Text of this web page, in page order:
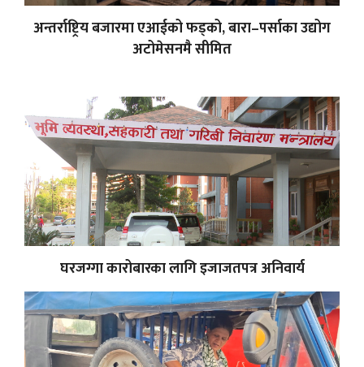
अन्तर्राष्ट्रिय बजारमा एआईको फड्को, बारा–पर्साका उद्योग
अटोमेसनमै सीमित
घरजग्गा कारोबारका लागि इजाजतपत्र अनिवार्य